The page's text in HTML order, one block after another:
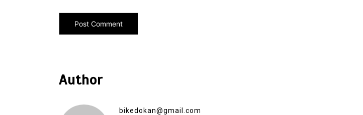
Author
bikedokan@gmail.com